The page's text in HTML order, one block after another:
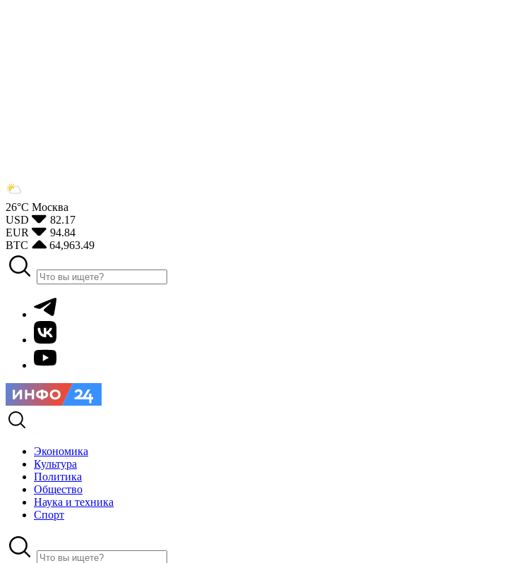
26°С Москва
USD
82.17
EUR
94.84
BTC
64,963.49
Экономика
Культура
Политика
Общество
Наука и техника
Спорт